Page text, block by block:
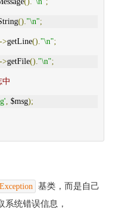
()."\n";
>getLine()."\n";
>getFile()."\n";
中
, $msg);
Exception
基类，而是自己
统错误信息，